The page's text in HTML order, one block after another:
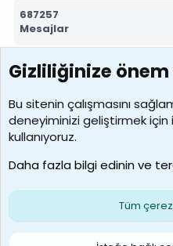
687257
Mesajlar
7388
Kullanıcılar
borabekirogluu
Son üye
Çerezler
Gizliliğinize
Bu sitenin çalışmasını
deneyiminizi geliştirmek
kullanıyoruz.
Daha fazla bilgi edinin ve
Tüm